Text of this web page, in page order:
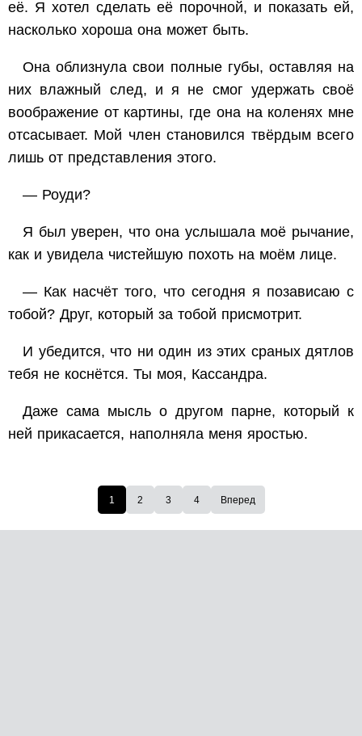
её. Я хотел сделать её порочной, и показать ей,
насколько хороша она может быть.
Она облизнула свои полные губы, оставляя на
них влажный след, и я не смог удержать своё
воображение от картины, где она на коленях мне
отсасывает. Мой член становился твёрдым всего
лишь от представления этого.
— Роуди?
Я был уверен, что она услышала моё рычание,
как и увидела чистейшую похоть на моём лице.
— Как насчёт того, что сегодня я позависаю с
тобой? Друг, который за тобой присмотрит.
И убедится, что ни один из этих сраных дятлов
тебя не коснётся. Ты моя, Кассандра.
Даже сама мысль о другом парне, который к
ней прикасается, наполняла меня яростью.
1 2 3 4 Вперед